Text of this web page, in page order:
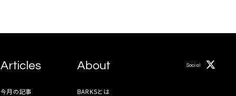
Articles
今月の記事
About
BARKSとは
Social